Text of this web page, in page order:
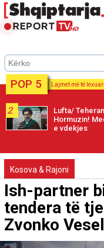
POP 5 Lajmet më të
2
Lufta/
Hormuzin!
e vdekjes
Kosova & Rajoni
Ish-partner
tendera të
Zvonko